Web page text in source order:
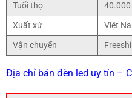
Tuổi thọ
Xuất xứ
Việt
Vận chuyển
Địa chỉ bán đèn led uy tín –